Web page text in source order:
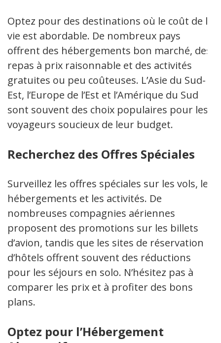
Optez pour des destinations où le coût de la
vie est abordable. De nombreux pays
offrent des hébergements bon marché, des
repas à prix raisonnable et des activités
gratuites ou peu coûteuses. L’Asie du Sud-
Est, l’Europe de l’Est et l’Amérique du Sud
sont souvent des choix populaires pour les
voyageurs soucieux de leur budget.
Recherchez des Offres Spéciales
Surveillez les offres spéciales sur les vols, les
hébergements et les activités. De
nombreuses compagnies aériennes
proposent des promotions sur les billets
d’avion, tandis que les sites de réservation
d’hôtels offrent souvent des réductions
pour les séjours en solo. N’hésitez pas à
comparer les prix et à profiter des bons
plans.
Optez pour l’Hébergement